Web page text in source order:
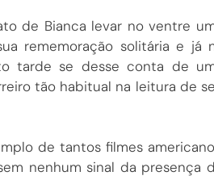
de Bianca levar no ventre
rememoração solitária e já
tarde se desse conta de
tão habitual na leitura de
de tantos filmes
nenhum sinal da presença